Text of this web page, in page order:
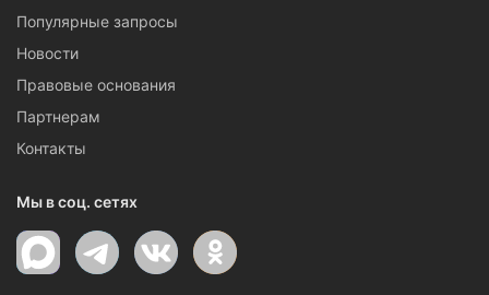
Популярные запросы
Новости
Правовые основания
Партнерам
Контакты
Мы в соц. сетях